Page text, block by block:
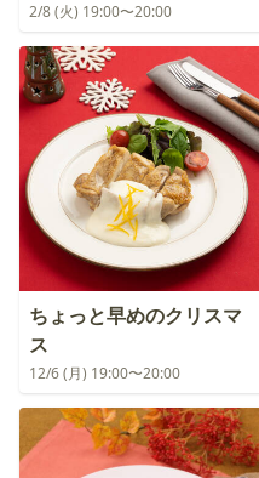
2/8 (火) 19:00〜20:00
ちょっと早めのクリスマ
ス
12/6 (月) 19:00〜20:00